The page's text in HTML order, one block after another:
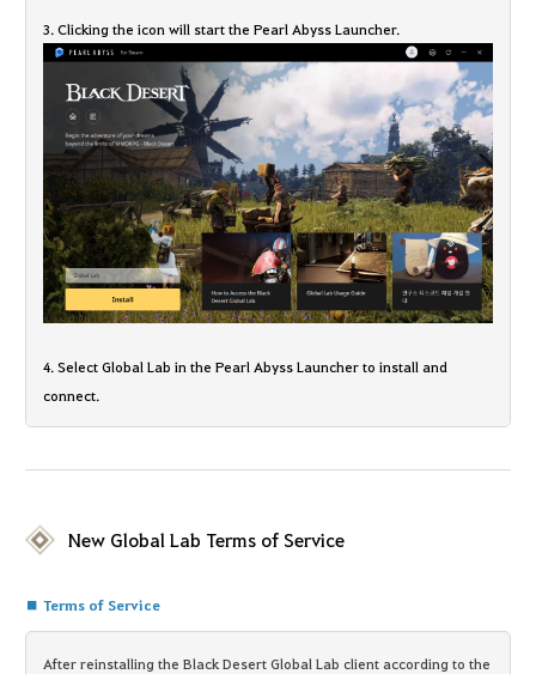
3. Clicking the icon will start the Pearl Abyss Launcher.
4. Select Global Lab in the Pearl Abyss Launcher to install and
connect.
New Global Lab Terms of Service
■ Terms of Service
After reinstalling the Black Desert Global Lab client according to the